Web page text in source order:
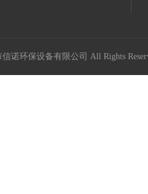
信诺环保设备有限公司 All Rights